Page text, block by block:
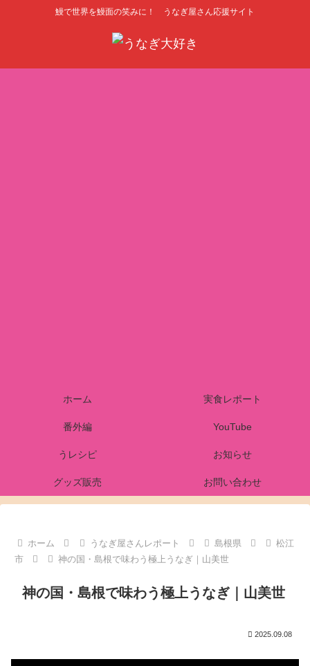
鰻で世界を鰻面の笑みに！ うなぎ屋さん応援サイト
ホーム 実食レポート
番外編 YouTube
うレシピ お知らせ
グッズ販売 お問い合わせ
ホーム うなぎ屋さんレポート 島根県
松江
市
神の国・島根で味わう極上うなぎ｜山美世
神の国・島根で味わう極上うなぎ｜山美世
2025.09.08